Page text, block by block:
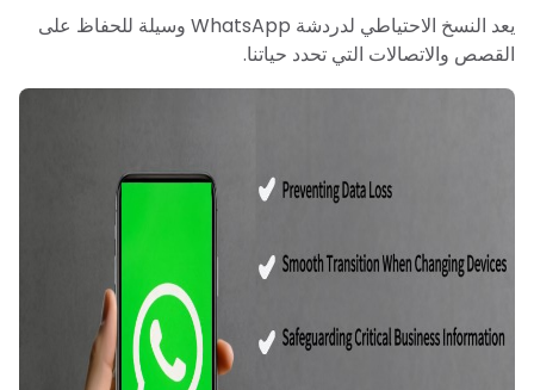
يعد النسخ الاحتياطي لدردشة WhatsApp وسيلة للحفاظ على
القصص والاتصالات التي تحدد حياتنا.